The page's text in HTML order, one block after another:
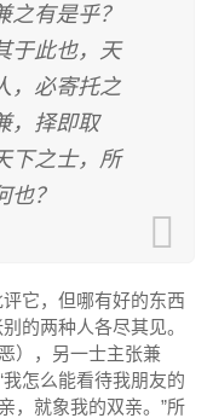
之有是乎？
于此也，天
，必寄托之
，择即取
下之士，所
也？
它，但哪有好的东西
的两种人各尽其见。
），另一士主张兼
我怎么能看待我朋友的
，就象我的双亲。”所